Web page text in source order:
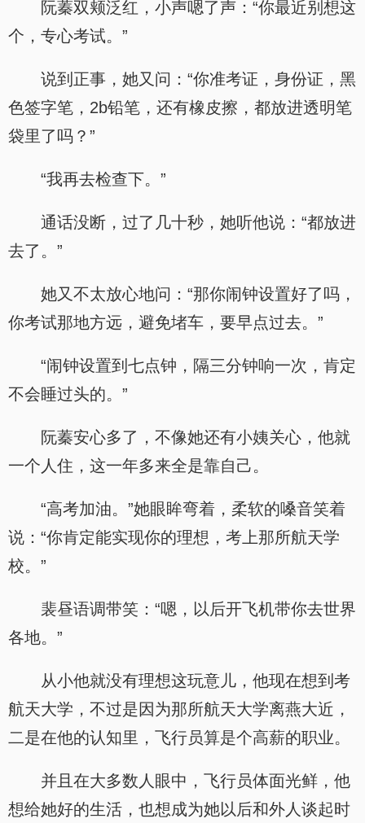
阮蓁双颊泛红，小声嗯了声：“你最近别想这
个，专心考试。”
说到正事，她又问：“你准考证，身份证，黑
色签字笔，2b铅笔，还有橡皮擦，都放进透明笔
袋里了吗？”
“我再去检查下。”
通话没断，过了几十秒，她听他说：“都放进
去了。”
她又不太放心地问：“那你闹钟设置好了吗，
你考试那地方远，避免堵车，要早点过去。”
“闹钟设置到七点钟，隔三分钟响一次，肯定
不会睡过头的。”
阮蓁安心多了，不像她还有小姨关心，他就
一个人住，这一年多来全是靠自己。
“高考加油。”她眼眸弯着，柔软的嗓音笑着
说：“你肯定能实现你的理想，考上那所航天学
校。”
裴昼语调带笑：“嗯，以后开飞机带你去世界
各地。”
从小他就没有理想这玩意儿，他现在想到考
航天大学，不过是因为那所航天大学离燕大近，
二是在他的认知里，飞行员算是个高薪的职业。
并且在大多数人眼中，飞行员体面光鲜，他
想给她好的生活，也想成为她以后和外人谈起时